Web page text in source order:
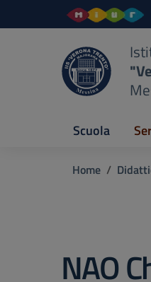
Vai ai contenuti
Vai al menu di navigazione
Scuola
Home
NAO